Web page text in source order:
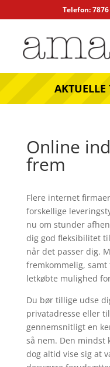
Telefon: 7876
Online
frem
Flere internet
forskellige
nu om stunder
dig god fleksibilitet
når det passer dig.
fremkommelig,
letkøbte mulighed
Du bør tillige udse
privatadresse eller
gennemsnitligt en
så nem. Den mindst
dog altid vise sig at